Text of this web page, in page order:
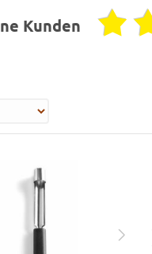
Kunden